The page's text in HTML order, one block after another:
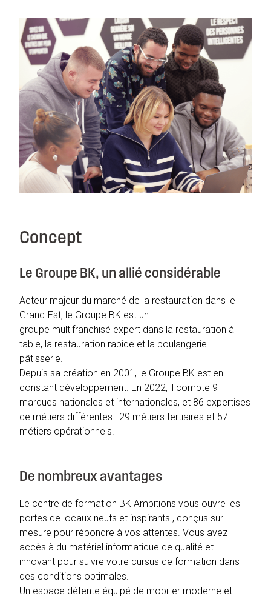
Concept
Le Groupe BK, un allié considérable
Acteur majeur du marché de la restauration dans le
Grand-Est, le Groupe BK est un
groupe multifranchisé expert dans la restauration à
table, la restauration rapide et la boulangerie-
pâtisserie.
Depuis sa création en 2001, le Groupe BK est en
constant développement. En 2022, il compte 9
marques nationales et internationales, et 86 expertises
de métiers différentes : 29 métiers tertiaires et 57
métiers opérationnels.
De nombreux avantages
Le centre de formation BK Ambitions vous ouvre les
portes de locaux neufs et inspirants , conçus sur
mesure pour répondre à vos attentes. Vous avez
accès à du matériel informatique de qualité et
innovant pour suivre votre cursus de formation dans
des conditions optimales.
Un espace détente équipé de mobilier moderne et